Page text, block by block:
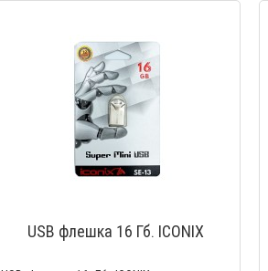
USB флешка 16 Гб. ICONIX